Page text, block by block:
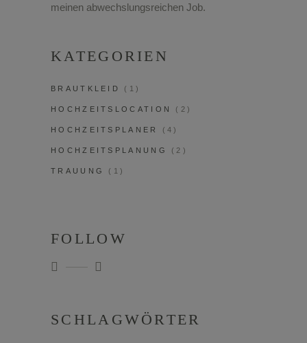
meinen abwechslungsreichen Job.
KATEGORIEN
BRAUTKLEID (1)
HOCHZEITSLOCATION (2)
HOCHZEITSPLANER (4)
HOCHZEITSPLANUNG (2)
TRAUUNG (1)
FOLLOW
SCHLAGWÖRTER